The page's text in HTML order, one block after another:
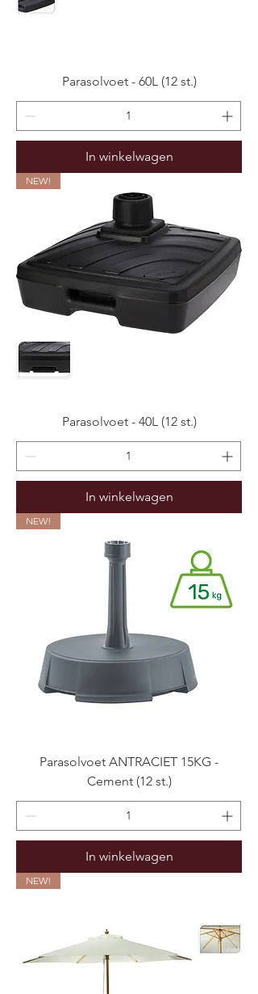
Parasolvoet - 60L (12 st.)
In winkelwagen
NEW!
Parasolvoet - 40L (12 st.)
In winkelwagen
NEW!
Parasolvoet ANTRACIET 15KG -
Cement (12 st.)
In winkelwagen
NEW!